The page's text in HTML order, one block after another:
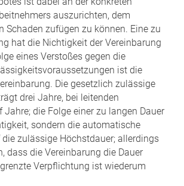
auszurichten, dem
Schaden zufügen zu können. Eine zu
hat die Nichtigkeit der Vereinbarung
eines Verstoßes gegen die
ist die
Die gesetzlich zulässige
drei Jahre, bei leitenden
die Folge einer zu langen Dauer
sondern die automatische
zulässige Höchstdauer; allerdings
dass die Vereinbarung die Dauer
Verpflichtung ist wiederum